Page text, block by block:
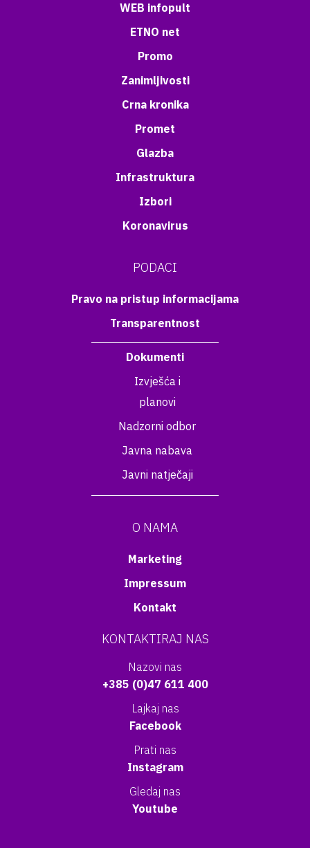
WEB infopult
ETNO net
Promo
Zanimljivosti
Crna kronika
Promet
Glazba
Infrastruktura
Izbori
Koronavirus
PODACI
Pravo na pristup informacijama
Transparentnost
Dokumenti
Izvješća i
planovi
Nadzorni odbor
Javna nabava
Javni natječaji
O NAMA
Marketing
Impressum
Kontakt
KONTAKTIRAJ NAS
Nazovi nas
+385 (0)47 611 400
Lajkaj nas
Facebook
Prati nas
Instagram
Gledaj nas
Youtube